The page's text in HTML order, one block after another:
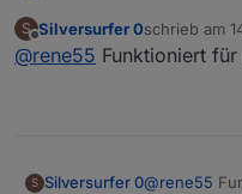
gleichen Account
kann.
S
Offline
Silversurfer 0schrieb am
zuletzt
@rene55 Funktioniert für
S Silversurfer 0@rene55